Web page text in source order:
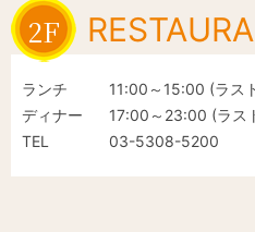
2F
ランチ
11:00～15:00 (ラス
ディナー
17:00～23:00 (ラス
TEL
03-5308-5200